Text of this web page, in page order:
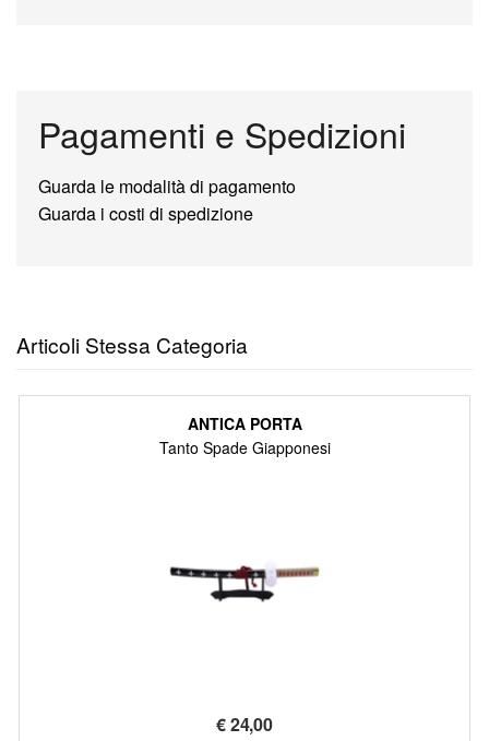
Pagamenti e Spedizioni
Guarda le modalità di pagamento
Guarda i costi di spedizione
Articoli Stessa Categoria
ANTICA PORTA
Tanto Spade Giapponesi
€24,00